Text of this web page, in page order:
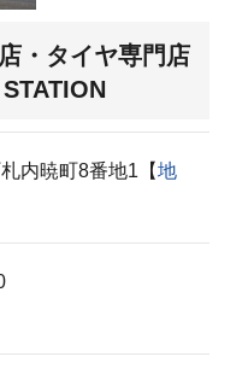
・タイヤ専門店
内暁町8番地1【地